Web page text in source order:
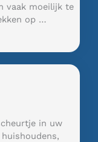
vaak moeilijk te
op …
in uw